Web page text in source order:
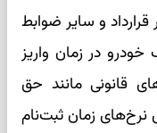
و سایر ضوابط
در زمان واریز
قانونی مانند حق
زمان ثبت‌نام